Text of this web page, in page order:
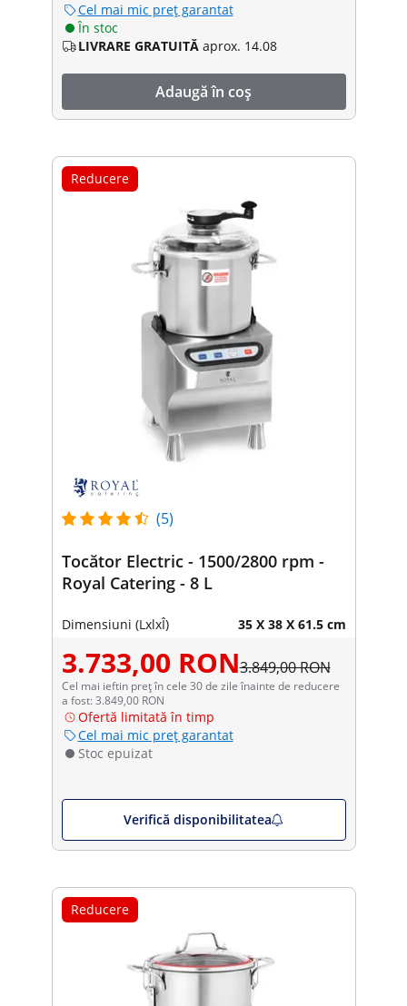
Cel mai mic preț garantat
În stoc
LIVRARE GRATUITĂ aprox. 14.08
Adaugă în coș
Reducere
(5)
Tocător Electric - 1500/2800 rpm -
Royal Catering - 8 L
Dimensiuni (LxlxÎ) 35 X 38 X 61.5 cm
3.733,00 RON3.849,00 RON
Cel mai ieftin preț în cele 30 de zile înainte de reducere
a fost: 3.849,00 RON
Ofertă limitată în timp
Cel mai mic preț garantat
Stoc epuizat
Verifică disponibilitatea
Reducere